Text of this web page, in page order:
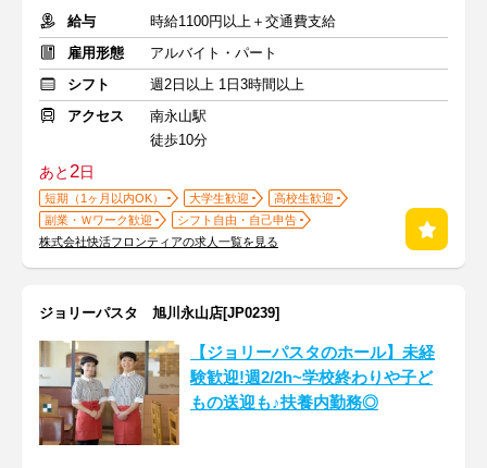
給与
時給1100円以上＋交通費支給
雇用形態
アルバイト・パート
シフト
週2日以上 1日3時間以上
アクセス
南永山駅
徒歩10分
あと2日
短期（1ヶ月以内OK） 大学生歓迎
高校生歓迎
副業・Ｗワーク歓迎
シフト自由・自己申告
株式会社快活フロンティアの求人一覧を見る
ジョリーパスタ 旭川永山店[JP0239]
【ジョリーパスタのホール】未経
験歓迎!週2/2h~学校終わりや子ど
もの送迎も♪扶養内勤務◎